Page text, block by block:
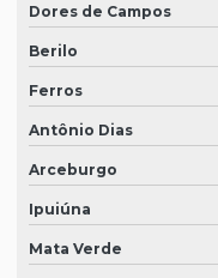
Dores de Campos
Berilo
Ferros
Antônio Dias
Arceburgo
Ipuiúna
Mata Verde